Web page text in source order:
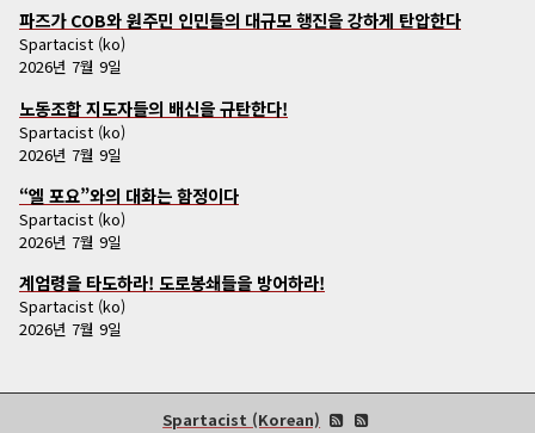
파즈가 COB와 원주민 인민들의 대규모 행진을 강하게 탄압한다
Spartacist (ko)
2026년 7월 9일
노동조합 지도자들의 배신을 규탄한다!
Spartacist (ko)
2026년 7월 9일
“엘 포요”와의 대화는 함정이다
Spartacist (ko)
2026년 7월 9일
계엄령을 타도하라! 도로봉쇄들을 방어하라!
Spartacist (ko)
2026년 7월 9일
Spartacist (Korean)